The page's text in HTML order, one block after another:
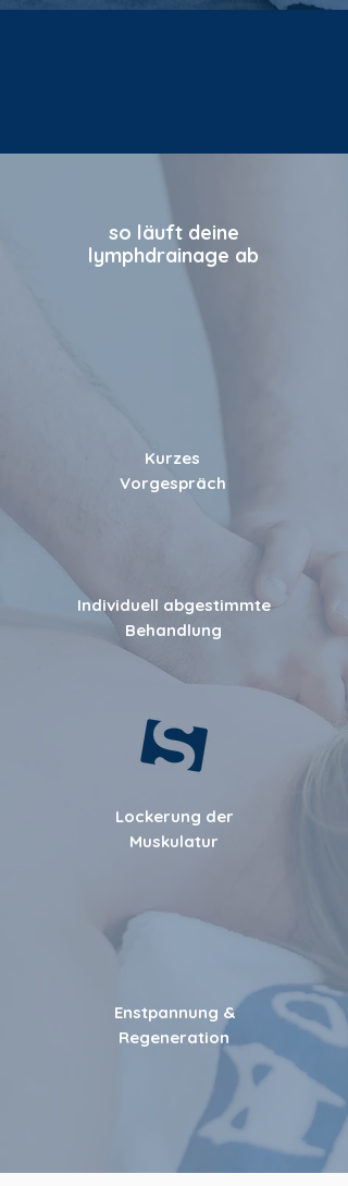
so läuft deine
lymphdrainage ab
Kurzes
Vorgespräch
Individuell abgestimmte
Behandlung
Lockerung der
Muskulatur
Enstpannung &
Regeneration